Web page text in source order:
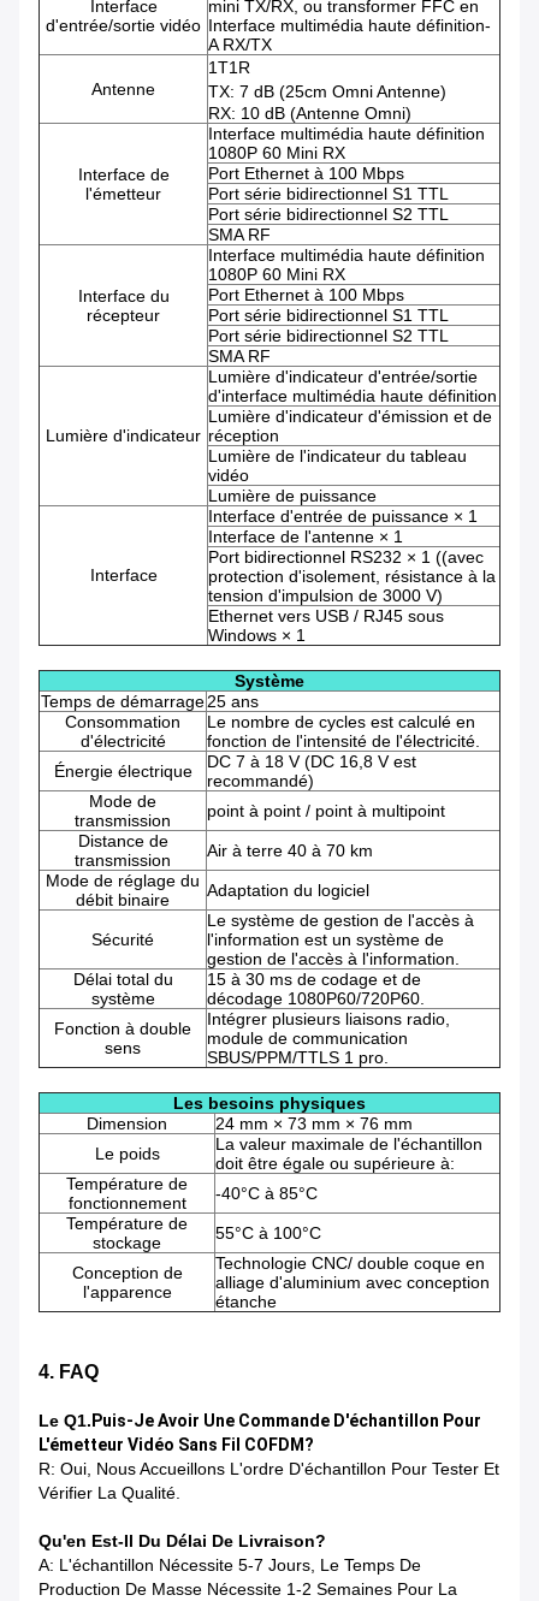
Interface
d'entrée/sortie vidéo
mini TX/RX, ou transformer FFC en
Interface multimédia haute définition-
A RX/TX
Antenne
1T1R
TX: 7 dB (25cm Omni Antenne)
RX: 10 dB (Antenne Omni)
Interface de
l'émetteur
Interface multimédia haute définition
1080P 60 Mini RX
Port Ethernet à 100 Mbps
Port série bidirectionnel S1 TTL
Port série bidirectionnel S2 TTL
SMA RF
Interface du
récepteur
Interface multimédia haute définition
1080P 60 Mini RX
Port Ethernet à 100 Mbps
Port série bidirectionnel S1 TTL
Port série bidirectionnel S2 TTL
SMA RF
Lumière d'indicateur
Lumière d'indicateur d'entrée/sortie
d'interface multimédia haute définition
Lumière d'indicateur d'émission et de
réception
Lumière de l'indicateur du tableau
vidéo
Lumière de puissance
Interface
Interface d'entrée de puissance × 1
Interface de l'antenne × 1
Port bidirectionnel RS232 × 1 ((avec
protection d'isolement, résistance à la
tension d'impulsion de 3000 V)
Ethernet vers USB / RJ45 sous
Windows × 1
Système
Temps de démarrage25 ans
Consommation
d'électricité
Le nombre de cycles est calculé en
fonction de l'intensité de l'électricité.
Énergie électrique
DC 7 à 18 V (DC 16,8 V est
recommandé)
Mode de
transmission
point à point / point à multipoint
Distance de
transmission
Air à terre 40 à 70 km
Mode de réglage du
débit binaire
Adaptation du logiciel
Sécurité
Le système de gestion de l'accès à
l'information est un système de
gestion de l'accès à l'information.
Délai total du
système
15 à 30 ms de codage et de
décodage 1080P60/720P60.
Fonction à double
sens
Intégrer plusieurs liaisons radio,
module de communication
SBUS/PPM/TTLS 1 pro.
Les besoins physiques
Dimension
24 mm × 73 mm × 76 mm
Le poids
La valeur maximale de l'échantillon
doit être égale ou supérieure à:
Température de
fonctionnement
-40°C à 85°C
Température de
stockage
55°C à 100°C
Conception de
l'apparence
Technologie CNC/ double coque en
alliage d'aluminium avec conception
étanche
4. FAQ
Le Q1. Puis-Je Avoir Une Commande D'échantillon Pour
L'émetteur Vidéo Sans Fil COFDM?
R: Oui, Nous Accueillons L'ordre D'échantillon Pour Tester Et
Vérifier La Qualité.
Qu'en Est-Il Du Délai De Livraison?
A: L'échantillon Nécessite 5-7 Jours, Le Temps De
Production De Masse Nécessite 1-2 Semaines Pour La